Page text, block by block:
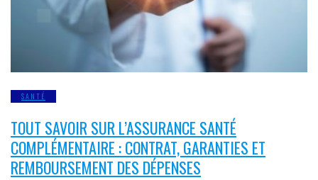
SANTÉ
TOUT SAVOIR SUR L’ASSURANCE SANTÉ
COMPLÉMENTAIRE : CONTRAT, GARANTIES ET
REMBOURSEMENT DES DÉPENSES